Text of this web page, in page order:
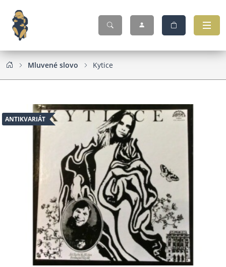
Mluvené slovo Kytice
ANTIKVARIÁT